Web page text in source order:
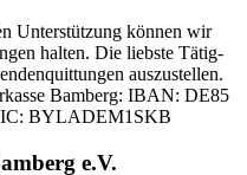
Un­ter­stüt­zung kön­nen wir
hal­ten. Die liebs­te Tä­tig­
aus­zu­stel­len.
Bam­berg: IBAN: DE85
BYLADEM1SKB
e.V.